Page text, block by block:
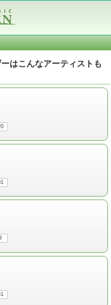
はこんなアーティストも